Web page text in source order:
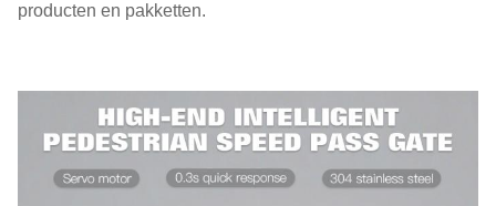
producten en pakketten.